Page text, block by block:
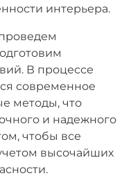
интерьера.
В процессе
современное
методы, что
и надежного
чтобы все
высочайших